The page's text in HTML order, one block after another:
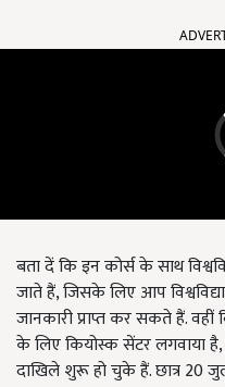
बता दें कि इन कोर्स के साथ
जाते हैं, जिसके लिए आप
जानकारी प्राप्त कर सकते हैं. वहीं
के लिए कियोस्क सेंटर लगवाया
दाखिले शुरू हो चुके हैं. छात्र